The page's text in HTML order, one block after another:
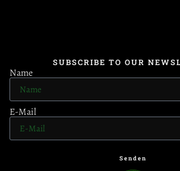
SUBSCRIBE TO OUR
Name
E-Mail
Senden